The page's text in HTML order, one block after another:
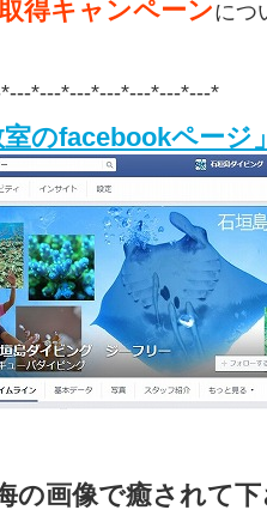
得キャンペーンにつ
*---*---*---*---*---*---*
のfacebookページ
の画像で癒されて